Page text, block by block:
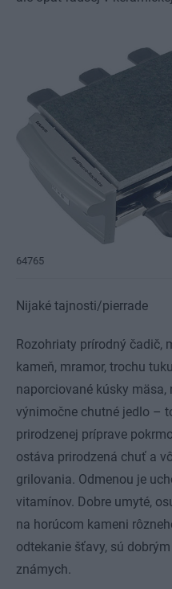
64765
Nijaké tajnosti/pierrade
Rozohriaty prírodný čadič,
kameň, mramor, trochu
naporciované kúsky mäsa,
výnimočne chutné jedlo –
prirodzenej príprave
ostáva prirodzená chuť a
grilovania. Odmenou je
vitamínov. Dobre umyté,
na horúcom kameni
odtekanie šťavy, sú
známych.